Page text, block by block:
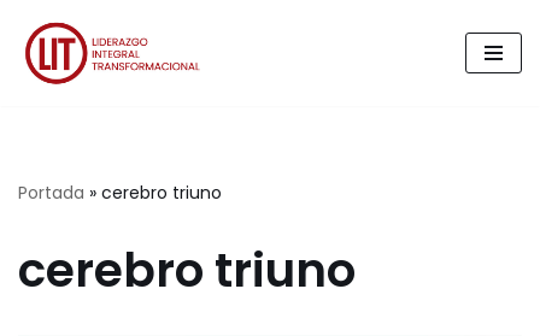
Saltar
Portada » cerebro triuno
cerebro triuno